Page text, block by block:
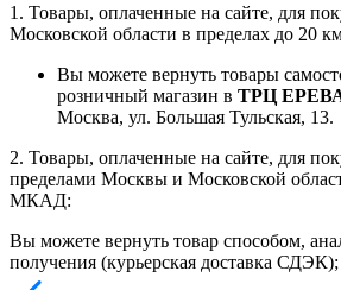
1. Товары, оплаченные на сайте, для
Московской области в пределах до 20
Вы можете вернуть товары
розничный магазин в ТРЦ
Москва, ул. Большая Тульская, 13.
2. Товары, оплаченные на сайте, для
пределами Москвы и Московской
МКАД:
Вы можете вернуть товар способом,
получения (курьерская доставка СДЭК);